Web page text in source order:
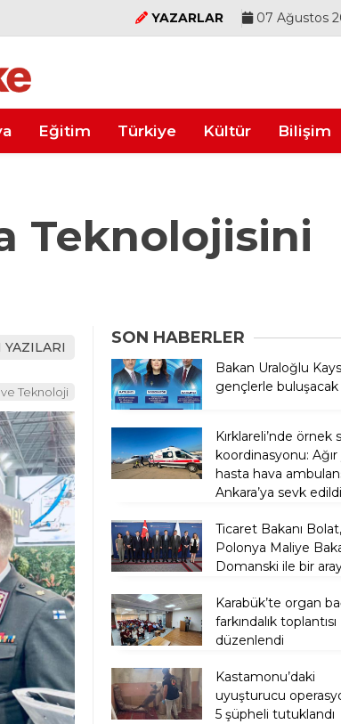
YAZARLAR 07 Ağustos
Eğitim Türkiye Kültür Bilişim
Teknolojisini
YAZILARI
Teknoloji
SON HABERLER
Bakan Uraloğlu
gençlerle buluşacak
Kırklareli’nde örnek
koordinasyonu: Ağır
hasta hava
Ankara’ya sevk edildi
Ticaret Bakanı Bolat,
Polonya Maliye
Domanski ile bir
Karabük’te organ
farkındalık toplantısı
düzenlendi
Kastamonu’daki
uyuşturucu
5 şüpheli tutuklandı